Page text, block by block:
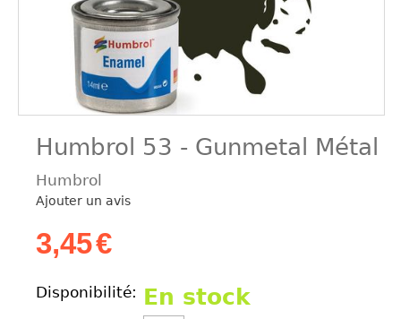
Humbrol 53 - Gunmetal Métal
Humbrol
Ajouter un avis
3,45€
Disponibilité: En stock